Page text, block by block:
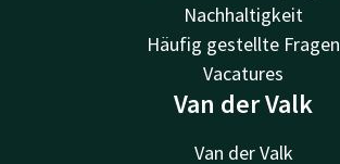
Nachhaltigkeit
Häufig gestellte Fragen
Vacatures
Van der Valk
Van der Valk